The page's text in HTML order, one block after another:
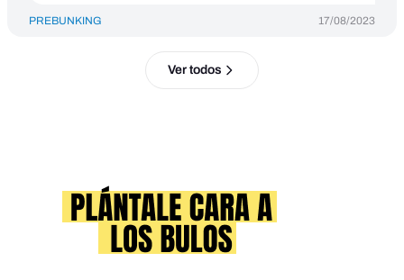
PREBUNKING 17/08/2023
Ver todos